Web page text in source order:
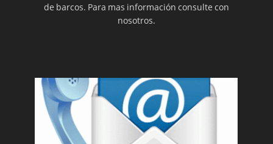
de barcos. Para mas información consulte con
nosotros.